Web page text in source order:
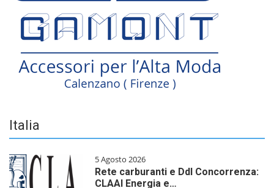
Italia
5 Agosto 2026
Rete carburanti e Ddl Concorrenza:
CLAAI Energia e…